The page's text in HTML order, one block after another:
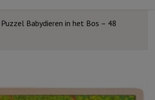
Puzzel Babydieren in het Bos – 48